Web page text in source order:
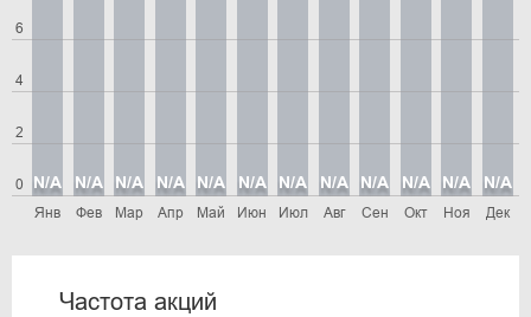
0
2
4
6
Янв
N/A
Фев
N/A
Мар
N/A
Апр
N/A
Май
N/A
Июн
N/A
Июл
N/A
Авг
N/A
Сен
N/A
Окт
N/A
Ноя
N/A
Дек
N/A
Частота акций